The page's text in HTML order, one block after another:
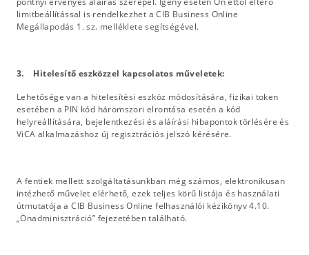
limitbeállítással is rendelkezhet a CIB Business Online
Megállapodás 1. sz. melléklete segítségével.
3. Hitelesítő eszközzel kapcsolatos műveletek:
Lehetősége van a hitelesítési eszköz módosítására, fizikai token
esetében a PIN kód háromszori elrontása esetén a kód
helyreállítására, bejelentkezési és aláírási hibapontok törlésére és
ViCA alkalmazáshoz új regisztrációs jelszó kérésére.
A fentiek mellett szolgáltatásunkban még számos, elektronikusan
intézhető művelet elérhető, ezek teljes körű listája és használati
útmutatója a CIB Business Online felhasználói kézikönyv 4.10.
„Önadminisztráció” fejezetében található.